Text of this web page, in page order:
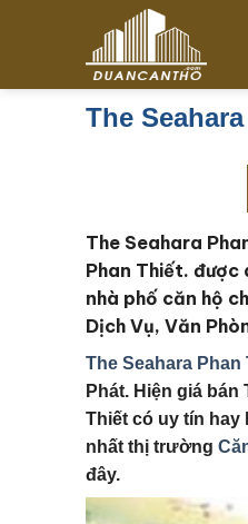
dung
The
The Seahara
Phan Thiết. được
nhà phố căn hộ
Dịch Vụ, Văn
The Seahara Phan
Phát. Hiện giá bán
Thiết có uy tín hay
nhất thị trường
đây.